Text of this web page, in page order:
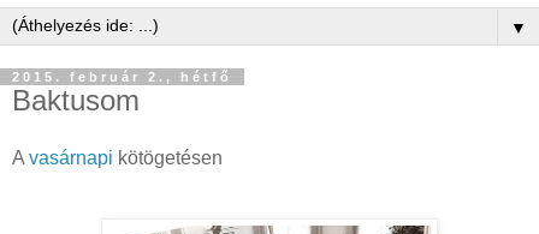
▼
2015. február 2., hétfő
Baktusom
A vasárnapi kötögetésen